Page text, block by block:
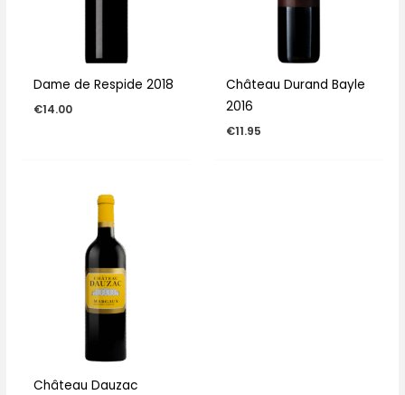
Dame de Respide 2018
€14.00
Château Durand Bayle
2016
€11.95
Château Dauzac